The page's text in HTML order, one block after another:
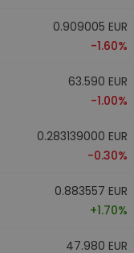
0.909005 EUR
-1.60%
63.590 EUR
-1.00%
0.283139000 EUR
-0.30%
0.883557 EUR
+1.70%
47.980 EUR